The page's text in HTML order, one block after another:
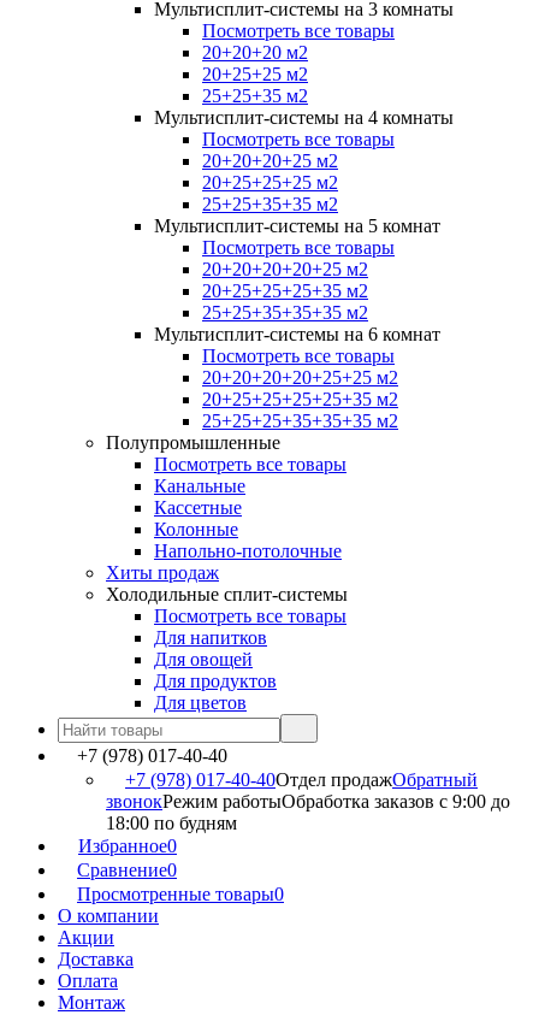
Мультисплит-системы на 3 комнаты
Посмотреть все товары
20+20+20 м2
20+25+25 м2
25+25+35 м2
Мультисплит-системы на 4 комнаты
Посмотреть все товары
20+20+20+25 м2
20+25+25+25 м2
25+25+35+35 м2
Мультисплит-системы на 5 комнат
Посмотреть все товары
20+20+20+20+25 м2
20+25+25+25+35 м2
25+25+35+35+35 м2
Мультисплит-системы на 6 комнат
Посмотреть все товары
20+20+20+20+25+25 м2
20+25+25+25+25+35 м2
25+25+25+35+35+35 м2
Полупромышленные
Посмотреть все товары
Канальные
Кассетные
Колонные
Напольно-потолочные
Хиты продаж
Холодильные сплит-системы
Посмотреть все товары
Для напитков
Для овощей
Для продуктов
Для цветов
+7 (978) 017-40-40
+7 (978) 017-40-40Отдел продажОбратный
звонокРежим работыОбработка заказов с 9:00 до
18:00 по будням
Избранное0
Сравнение0
Просмотренные товары0
О компании
Акции
Доставка
Оплата
Монтаж